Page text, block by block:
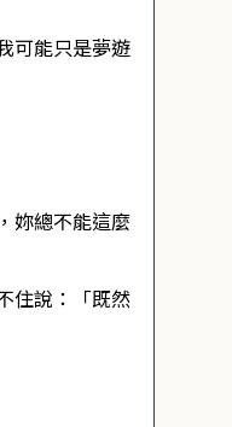
可能只是夢遊
妳總不能這麼
住說：「既然